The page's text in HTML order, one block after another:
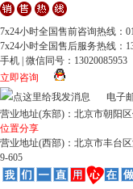
7x24小时全国售前咨询热线：
7x24小时全国售后服务热线：
手机 | 微信同号：13020085953
立即咨询
电子
营业地址(东部)：北京市朝阳
位置分享
营业地址(西部)：北京市丰台
9-605